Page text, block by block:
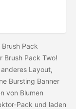
Pack
Brush Pack Two!
Layout,
Bursting Banner
von Blumen
Pack und laden